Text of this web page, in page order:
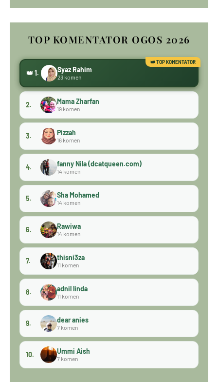
TOP KOMENTATOR OGOS 2026
👑 1. Syaz Rahim
23 komen
2. Mama Zharfan
19 komen
3. Pizzah
16 komen
4. fanny Nila (dcatqueen.com)
14 komen
5. Sha Mohamed
14 komen
6. Rawiwa
14 komen
7. thisni3za
11 komen
8. adnil linda
11 komen
9. dear anies
7 komen
10. Ummi Aish
7 komen